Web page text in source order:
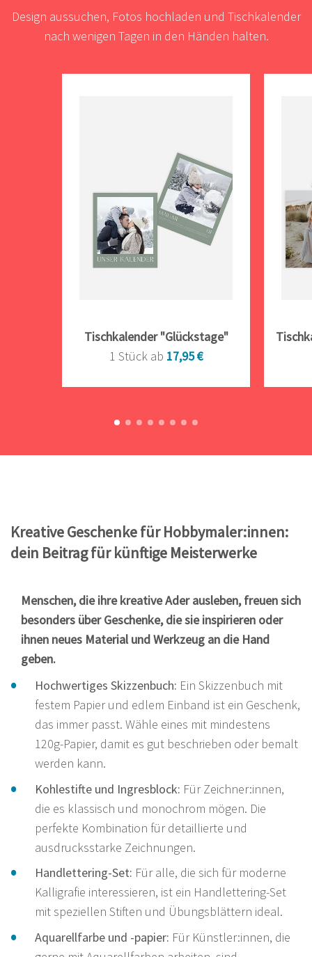
Design aussuchen, Fotos hochladen und Tischkalender
nach wenigen Tagen in den Händen halten.
Tischkalender "Glückstage"
1 Stück ab 17,95 €
Kreative Geschenke für Hobbymaler:innen:
dein Beitrag für künftige Meisterwerke
Menschen, die ihre kreative Ader ausleben, freuen sich
besonders über Geschenke, die sie inspirieren oder
ihnen neues Material und Werkzeug an die Hand
geben.
Hochwertiges Skizzenbuch: Ein Skizzenbuch mit
festem Papier und edlem Einband ist ein Geschenk,
das immer passt. Wähle eines mit mindestens
120g-Papier, damit es gut beschrieben oder bemalt
werden kann.
Kohlestifte und Ingresblock: Für Zeichner:innen,
die es klassisch und monochrom mögen. Die
perfekte Kombination für detaillierte und
ausdrucksstarke Zeichnungen.
Handlettering-Set: Für alle, die sich für moderne
Kalligrafie interessieren, ist ein Handlettering-Set
mit speziellen Stiften und Übungsblättern ideal.
Aquarellfarbe und -papier: Für Künstler:innen, die